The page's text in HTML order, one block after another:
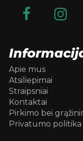
Apie mus
Atsiliepimai
Straipsniai
Kontaktai
Pirkimo bei
Privatumo politika